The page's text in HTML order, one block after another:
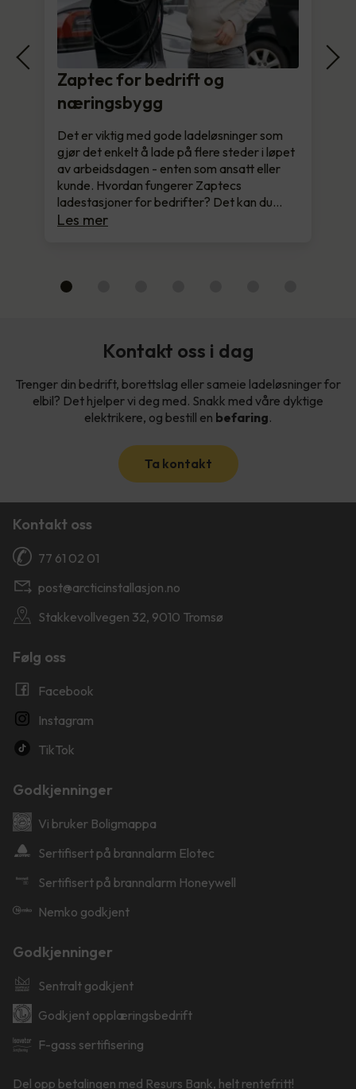
Zaptec for bedrift og
næringsbygg
Det er viktig med gode ladeløsninger som
gjør det enkelt å lade på flere steder i løpet
av arbeidsdagen - enten som ansatt eller
kunde. Hvordan fungerer Zaptecs
ladestasjoner for bedrifter? Det kan du…
Les mer
Kontakt oss i dag
Trenger din bedrift, borettslag eller sameie ladeløsninger for
elbil? Det hjelper vi deg med. Snakk med våre dyktige
elektrikere, og bestill en befaring.
Ta kontakt
Kontakt oss
77 61 02 01
post@arcticinstallasjon.no
Stakkevollvegen 32, 9010 Tromsø
Følg oss
Facebook
Instagram
TikTok
Godkjenninger
Vi bruker Boligmappa
Sertifisert på brannalarm Elotec
Sertifisert på brannalarm Honeywell
Nemko godkjent
Godkjenninger
Sentralt godkjent
Godkjent opplæringsbedrift
F-gass sertifisering
Del opp betalingen med Resurs Bank, helt rentefritt!